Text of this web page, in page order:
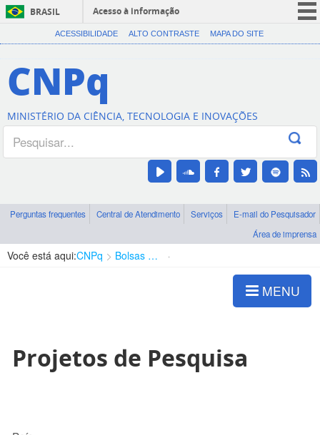
BRASIL
Acesso à informação
CORONAVÍRUS (COVID-19)
Canais
ACESSIBILIDADE ALTO CONTRASTE MAPA DO SITE
CNPq
MINISTÉRIO DA CIÊNCIA, TECNOLOGIA E INOVAÇÕES
Perguntas frequentes Central de Atendimento Serviços
E-mail do Pesquisador
Área de imprensa
Você está aqui:CNPq Bolsas e Auxílios Vigentes
MENU
Projetos de Pesquisa